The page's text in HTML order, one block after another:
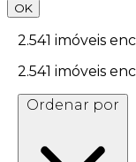
OK
2.541 imóveis
2.541 imóveis
Ordenar por